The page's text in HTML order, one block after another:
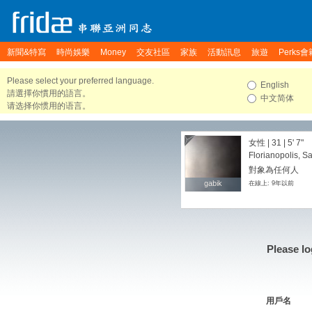
新聞&特寫 時尚娛樂 Money 交友社區 家族 活動訊息 旅遊 Perks會
Please select your preferred language.
請選擇你慣用的語言。
请选择你惯用的语言。
English
中文简体
gabik
gabik
女性 | 31 | 5' 7"
Florianopolis,
對象為任何人
在線上: 9年以前
Please
用戶名